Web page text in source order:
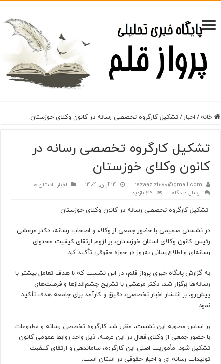
خانه / اخبار /تشکیل کارگروه تخصصی رسانه در کانون وکلای خوزستان
تشکیل کارگروه تخصصی رسانه در
کانون وکلای خوزستان
rezaazizi680@gmail.com 14 آبان, 1404 اخبار , استان ها
ارسال دیدگاه
619 بازدید
تشکیل کارگروه تخصصی رسانه در کانون وکلای خوزستان
در نشستی صمیمی با حضور جمعی از وکلاء و اصحاب رسانه، دکتر مرعشی
رئیس کانون وکلای استان خوزستان، بر لزوم ارتقای کیفیت محتوای
رسانه‌ای و اطلاع‌رسانی به‌روز در حوزه حقوقی تأکید کرد.
به گزارش پایگاه خبری پرواز قلم، در این نشست که با هدف تعامل بیشتر با
رسانه‌ها برگزار شد، دکتر مرعشی با تشریح چشم‌اندازها و فرصت‌های
پیش‌رو، بر انتشار اخبار تخصصی، دقیق و کارآمد برای جامعه هدف تأکید
نمود.
بر اساس مصوبه این نشست، مقرر شد کارگروه تخصصی رسانه و مطبوعات
با حضور جمعی از وکلای فعال در این عرصه، ذیل واحد روابط عمومی کانون
تشکیل شود. مأموریت اصلی این کارگروه، ساماندهی و ارتقای کیفیت
تولیدات رسانه ای و اخبار حقوقی در استان است.